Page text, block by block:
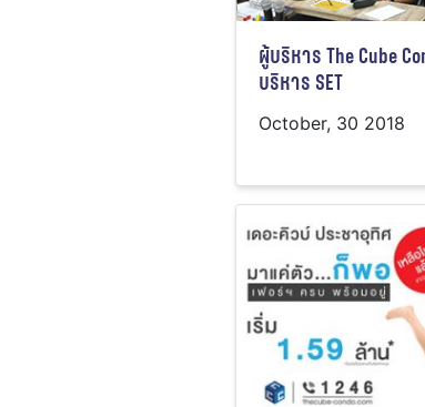
ผู้บริหาร The Cube
บริหาร SET
October, 30 2018